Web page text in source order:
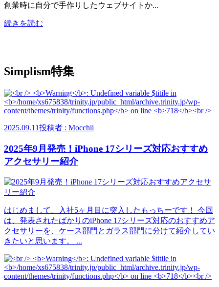
創業時に自分で手作りしたウェブサイトか...
続きを読む
Simplism特集
2025.09.11投稿者 : Mocchii
2025年9月発売！iPhone 17シリーズ対応おすすめ
アクセサリー紹介
はじめまして。入社5ヶ月目に突入したもっちーです！ 今回
は、発表されたばかりのiPhone 17シリーズ対応のおすすめア
クセサリーを、ケース部門とガラス部門に分けて紹介してい
きたいと思います。 ...